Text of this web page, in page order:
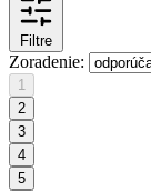
Filtre
Zoradenie:
1
2
3
4
5